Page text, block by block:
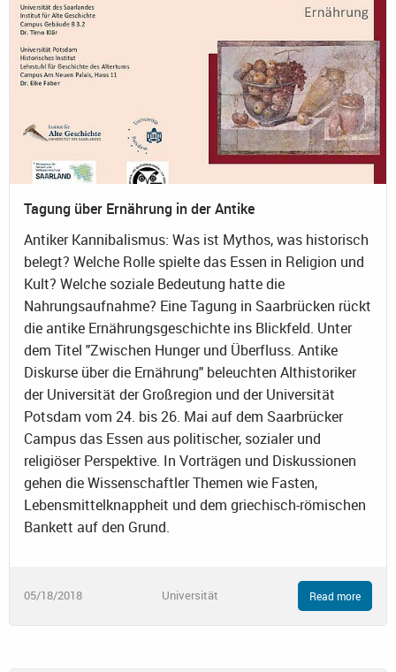
Tagung über Ernährung in der Antike
Antiker Kannibalismus: Was ist Mythos, was historisch
belegt? Welche Rolle spielte das Essen in Religion und
Kult? Welche soziale Bedeutung hatte die
Nahrungsaufnahme? Eine Tagung in Saarbrücken rückt
die antike Ernährungsgeschichte ins Blickfeld. Unter
dem Titel "Zwischen Hunger und Überfluss. Antike
Diskurse über die Ernährung" beleuchten Althistoriker
der Universität der Großregion und der Universität
Potsdam vom 24. bis 26. Mai auf dem Saarbrücker
Campus das Essen aus politischer, sozialer und
religiöser Perspektive. In Vorträgen und Diskussionen
gehen die Wissenschaftler Themen wie Fasten,
Lebensmittelknappheit und dem griechisch-römischen
Bankett auf den Grund.
05/18/2018 Universität Read more